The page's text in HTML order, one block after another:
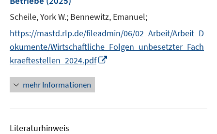
s
t
r
ö
f
n
n
Scheile, York W.; Bennewitz, Emanuel;
https://mastd.rlp.de/fileadmin/06/02_Arbeit/Arbeit_D
okumente/Wirtschaftliche_Folgen_unbesetzter_Fach
kraeftestellen_2024.pdf
u
mehr Informationen
Literaturhinweis